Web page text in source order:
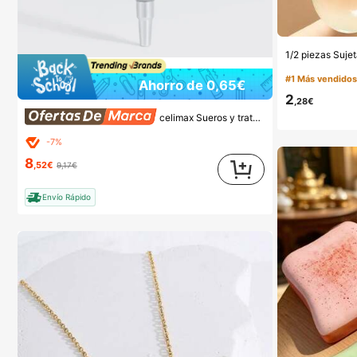
Ahorro de 0,65€
celimax Sueros y tratamiento facial
-7%
8,52€ 9,17€
Envío Rápido
#1 Más vendidos
#1 Más vendidos
#1 Más vendidos
#1 Más vendidos
2,28€